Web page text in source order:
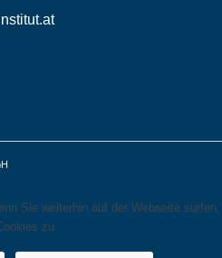
Sie weiterhin auf der Webseite surfen,
zu.